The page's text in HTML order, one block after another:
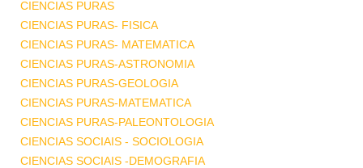
CIENCIAS PURAS
CIENCIAS PURAS- FISICA
CIENCIAS PURAS- MATEMATICA
CIENCIAS PURAS-ASTRONOMIA
CIENCIAS PURAS-GEOLOGIA
CIENCIAS PURAS-MATEMATICA
CIENCIAS PURAS-PALEONTOLOGIA
CIENCIAS SOCIAIS - SOCIOLOGIA
CIENCIAS SOCIAIS -DEMOGRAFIA